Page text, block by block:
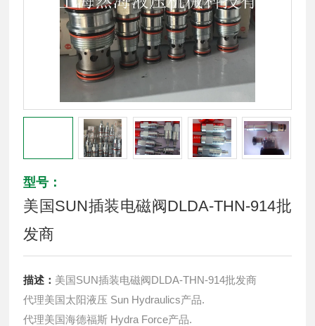
型号：
美国SUN插装电磁阀DLDA-THN-914批
发商
描述： 美国SUN插装电磁阀DLDA-THN-914批发商
代理美国太阳液压 Sun Hydraulics产品.
代理美国海德福斯 Hydra Force产品.